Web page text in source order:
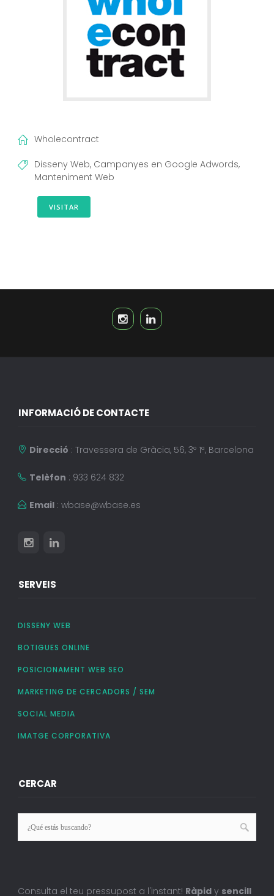
Wholecontract
Disseny Web, Campanyes en Google Adwords,
Manteniment Web
VISITAR
INFORMACIÓ DE CONTACTE
Direcció : Travessera de Gràcia, 56, 3º 1ª, Barcelona
Telèfon : 933 624 832
Email: wbase@wbase.es
SERVEIS
DISSENY WEB
BOTIGUES ONLINE
POSICIONAMENT WEB SEO
MARKETING DE CERCADORS / SEM
SOCIAL MEDIA
IMATGE CORPORATIVA
CERCAR
Consulta el teu pressupost a l'instant! Ràpidy sencill